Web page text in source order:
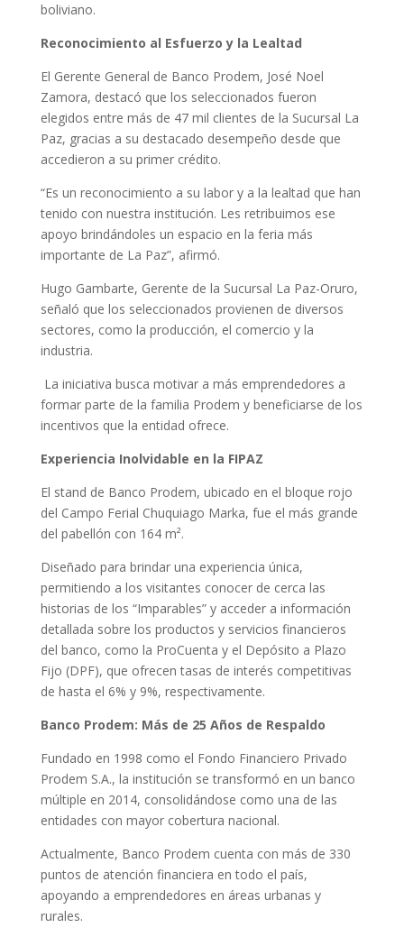
boliviano.
Reconocimiento al Esfuerzo y la Lealtad
El Gerente General de Banco Prodem, José Noel
Zamora, destacó que los seleccionados fueron
elegidos entre más de 47 mil clientes de la Sucursal La
Paz, gracias a su destacado desempeño desde que
accedieron a su primer crédito.
“Es un reconocimiento a su labor y a la lealtad que han
tenido con nuestra institución. Les retribuimos ese
apoyo brindándoles un espacio en la feria más
importante de La Paz”, afirmó.
Hugo Gambarte, Gerente de la Sucursal La Paz-Oruro,
señaló que los seleccionados provienen de diversos
sectores, como la producción, el comercio y la
industria.
La iniciativa busca motivar a más emprendedores a
formar parte de la familia Prodem y beneficiarse de los
incentivos que la entidad ofrece.
Experiencia Inolvidable en la FIPAZ
El stand de Banco Prodem, ubicado en el bloque rojo
del Campo Ferial Chuquiago Marka, fue el más grande
del pabellón con 164 m².
Diseñado para brindar una experiencia única,
permitiendo a los visitantes conocer de cerca las
historias de los “Imparables” y acceder a información
detallada sobre los productos y servicios financieros
del banco, como la ProCuenta y el Depósito a Plazo
Fijo (DPF), que ofrecen tasas de interés competitivas
de hasta el 6% y 9%, respectivamente.
Banco Prodem: Más de 25 Años de Respaldo
Fundado en 1998 como el Fondo Financiero Privado
Prodem S.A., la institución se transformó en un banco
múltiple en 2014, consolidándose como una de las
entidades con mayor cobertura nacional.
Actualmente, Banco Prodem cuenta con más de 330
puntos de atención financiera en todo el país,
apoyando a emprendedores en áreas urbanas y
rurales.